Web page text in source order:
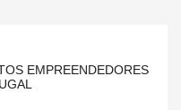
EMPREENDEDORES